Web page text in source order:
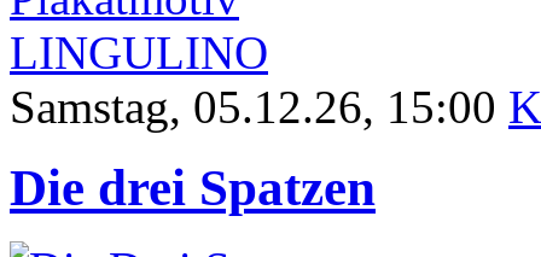
Samstag, 05.12.26, 15:00
Die drei Spatzen